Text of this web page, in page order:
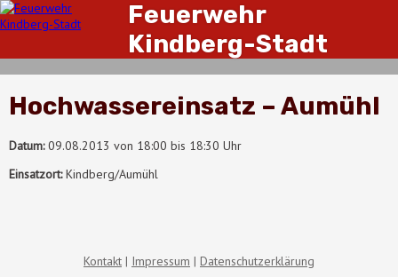
Feuerwehr
Kindberg-Stadt
Hochwassereinsatz – Aumühl
Datum:09.08.2013 von 18:00 bis 18:30 Uhr
Einsatzort:Kindberg/Aumühl
Kontakt Impressum Datenschutzerklärung